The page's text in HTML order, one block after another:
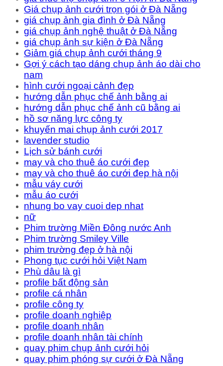
Giá chụp ảnh cưới trọn gói ở Đà Nẵng
giá chụp ảnh gia đình ở Đà Nẵng
giá chụp ảnh nghệ thuật ở Đà Nẵng
giá chụp ảnh sự kiện ở Đà Nẵng
Giảm giá chụp ảnh cưới tháng 9
Gợi ý cách tạo dáng chụp ảnh áo dài cho
nam
hình cưới ngoại cảnh đẹp
hướng dẫn phục chế ảnh bằng ai
hướng dẫn phục chế ảnh cũ bằng ai
hồ sơ năng lực công ty
khuyến mai chụp ảnh cưới 2017
lavender studio
Lịch sử bánh cưới
may và cho thuê áo cưới đẹp
may và cho thuê áo cưới đẹp hà nội
mẫu váy cưới
mẫu áo cưới
nhung bo vay cuoi dep nhat
nữ
Phim trường Miền Đông nước Anh
Phim trường Smiley Ville
phim trường đẹp ở hà nội
Phong tục cưới hỏi Việt Nam
Phù dâu là gì
profile bất động sản
profile cá nhân
profile công ty
profile doanh nghiệp
profile doanh nhân
profile doanh nhân tài chính
quay phim chụp ảnh cưới hỏi
quay phim phóng sự cưới ở Đà Nẵng